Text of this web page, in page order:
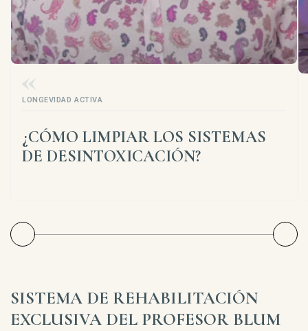
LONGEVIDAD ACTIVA
¿CÓMO LIMPIAR LOS SISTEMAS
DE DESINTOXICACIÓN?
SISTEMA DE REHABILITACIÓN
EXCLUSIVA DEL PROFESOR BLUM